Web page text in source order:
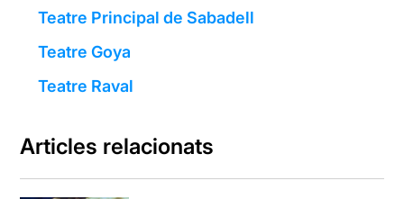
Teatre Principal de Sabadell
Teatre Goya
Teatre Raval
Articles relacionats